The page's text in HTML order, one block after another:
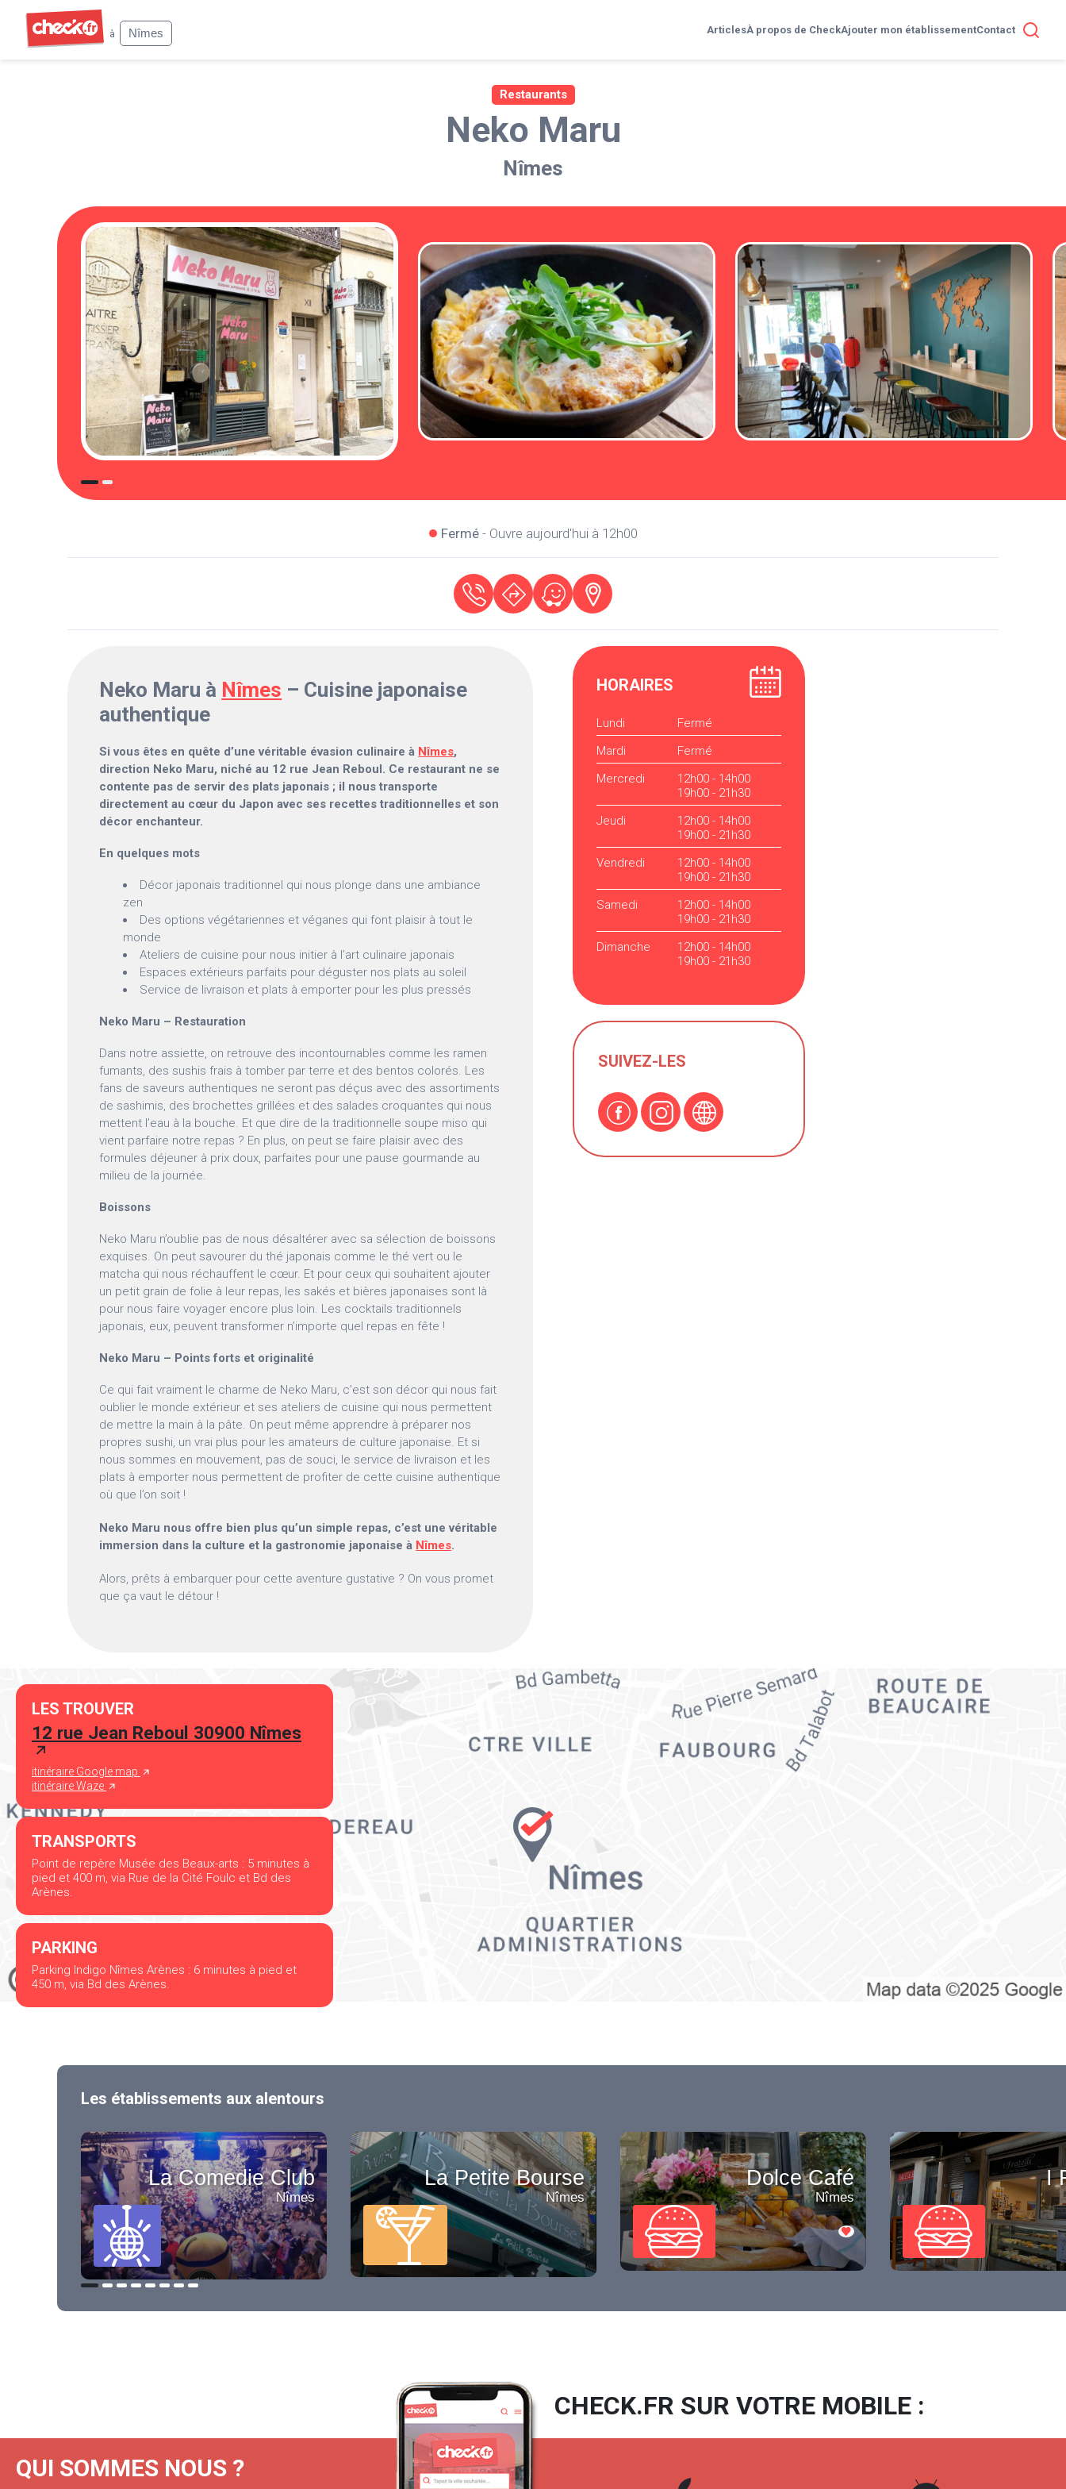
à
Nîmes ArticlesÀ propos de CheckAjouter mon établissementContact
Restaurants
Neko Maru
Nîmes
Fermé- Ouvre aujourd'hui à 12h00
Neko Maru à Nîmes – Cuisine japonaise
authentique
Si vous êtes en quête d’une véritable évasion culinaire à Nîmes,
direction Neko Maru, niché au 12 rue Jean Reboul. Ce restaurant ne se
contente pas de servir des plats japonais ; il nous transporte
directement au cœur du Japon avec ses recettes traditionnelles et son
décor enchanteur.
En quelques mots
Décor japonais traditionnel qui nous plonge dans une ambiance
zen
Des options végétariennes et véganes qui font plaisir à tout le
monde
Ateliers de cuisine pour nous initier à l’art culinaire japonais
Espaces extérieurs parfaits pour déguster nos plats au soleil
Service de livraison et plats à emporter pour les plus pressés
Neko Maru – Restauration
Dans notre assiette, on retrouve des incontournables comme les ramen
fumants, des sushis frais à tomber par terre et des bentos colorés. Les
fans de saveurs authentiques ne seront pas déçus avec des assortiments
de sashimis, des brochettes grillées et des salades croquantes qui nous
mettent l’eau à la bouche. Et que dire de la traditionnelle soupe miso qui
vient parfaire notre repas ? En plus, on peut se faire plaisir avec des
formules déjeuner à prix doux, parfaites pour une pause gourmande au
milieu de la journée.
Boissons
Neko Maru n’oublie pas de nous désaltérer avec sa sélection de boissons
exquises. On peut savourer du thé japonais comme le thé vert ou le
matcha qui nous réchauffent le cœur. Et pour ceux qui souhaitent ajouter
un petit grain de folie à leur repas, les sakés et bières japonaises sont là
pour nous faire voyager encore plus loin. Les cocktails traditionnels
japonais, eux, peuvent transformer n’importe quel repas en fête !
Neko Maru – Points forts et originalité
Ce qui fait vraiment le charme de Neko Maru, c’est son décor qui nous fait
oublier le monde extérieur et ses ateliers de cuisine qui nous permettent
de mettre la main à la pâte. On peut même apprendre à préparer nos
propres sushi, un vrai plus pour les amateurs de culture japonaise. Et si
nous sommes en mouvement, pas de souci, le service de livraison et les
plats à emporter nous permettent de profiter de cette cuisine authentique
où que l’on soit !
Neko Maru nous offre bien plus qu’un simple repas, c’est une véritable
immersion dans la culture et la gastronomie japonaise à Nîmes.
Alors, prêts à embarquer pour cette aventure gustative ? On vous promet
que ça vaut le détour !
HORAIRES
Lundi
Fermé
Mardi
Fermé
Mercredi
12h00 - 14h00
19h00 - 21h30
Jeudi
12h00 - 14h00
19h00 - 21h30
Vendredi
12h00 - 14h00
19h00 - 21h30
Samedi
12h00 - 14h00
19h00 - 21h30
Dimanche
12h00 - 14h00
19h00 - 21h30
SUIVEZ-LES
LES TROUVER
12 rue Jean Reboul 30900 Nîmes
itinéraire Google map
itinéraire Waze
TRANSPORTS
Point de repère Musée des Beaux-arts : 5 minutes à
pied et 400 m, via Rue de la Cité Foulc et Bd des
Arènes.
PARKING
Parking Indigo Nîmes Arènes : 6 minutes à pied et
450 m, via Bd des Arènes.
Les établissements aux alentours
La Comedie Club
Nîmes
La Petite Bourse
Nîmes
Dolce Café
Nîmes
I
QUI SOMMES NOUS ?
CHECK.FR SUR VOTRE MOBILE :